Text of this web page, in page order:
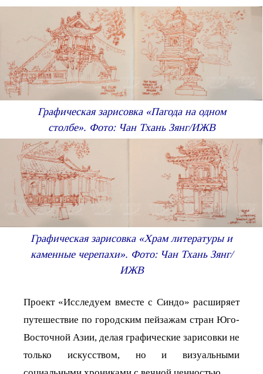
Графическая зарисовка «Пагода на одном
столбе». Фото: Чан Тхань Зянг/ИЖВ
Графическая зарисовка «Храм литературы и
каменные черепахи». Фото: Чан Тхань Зянг/
ИЖВ
Проект «Исследуем вместе с Синдо» расширяет
путешествие по городским пейзажам стран Юго-
Восточной Азии, делая графические зарисовки не
только искусством, но и визуальными